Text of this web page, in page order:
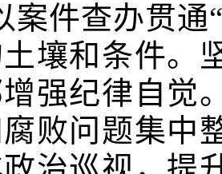
案件查办贯
壤和条件。
强纪律自觉
败问题集中